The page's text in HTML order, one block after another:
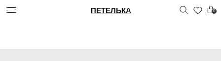
ПЕТЕЛЬКА 0